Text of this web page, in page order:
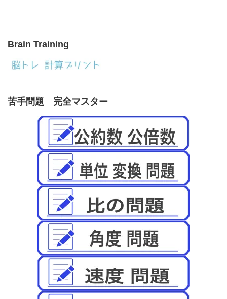
Brain Training
苦手問題 完全マスター